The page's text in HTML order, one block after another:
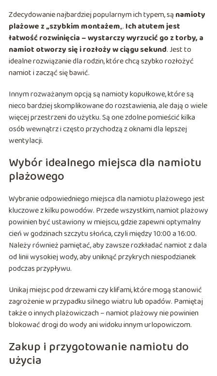
Zdecydowanie najbardziej popularnym ich typem, są namioty
plażowe z „szybkim montażem„. Ich atutem jest
łatwość rozwinięcia – wystarczy wyrzucić go z torby, a
namiot otworzy się i rozłoży w ciągu sekund. Jest to
idealne rozwiązanie dla rodzin, które chcą szybko rozłożyć
namiot i zacząć się bawić.
Innym rozważanym opcją są namioty kopułkowe, które są
nieco bardziej skomplikowane do rozstawienia, ale dają o wiele
więcej przestrzeni do użytku. Są one zdolne pomieścić kilka
osób wewnątrz i często przychodzą z oknami dla lepszej
wentylacji.
Wybór idealnego miejsca dla namiotu
plażowego
Wybranie odpowiedniego miejsca dla namiotu plażowego jest
kluczowe z kilku powodów. Przede wszystkim, namiot plażowy
powinien być ustawiony w miejscu, gdzie zapewni optymalny
cień w godzinach szczytu słońca, czyli między 10:00 a 16:00.
Należy również pamiętać, aby zawsze rozkładać namiot z dala
od linii wysokiej wody, aby uniknąć przykrych niespodzianek
podczas przypływu.
Unikaj miejsc pod drzewami czy klifami, które mogą stanowić
zagrożenie w przypadku silnego wiatru lub opadów. Pamiętaj
także o innych plażowiczach – namiot plażowy nie powinien
blokować drogi do wody ani widoku innym urlopowiczom.
Zakup i przygotowanie namiotu do
użycia